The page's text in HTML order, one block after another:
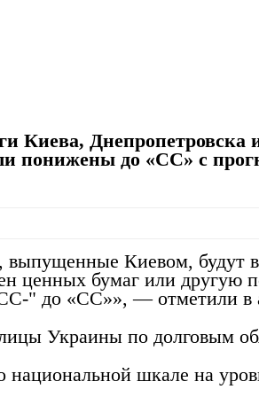
Киева, Днепропетровска
понижены до «СС» с
выпущенные Киевом, будут
ценных бумаг или другую
" до «СС»», — отметили в
Украины по долговым
шкале на